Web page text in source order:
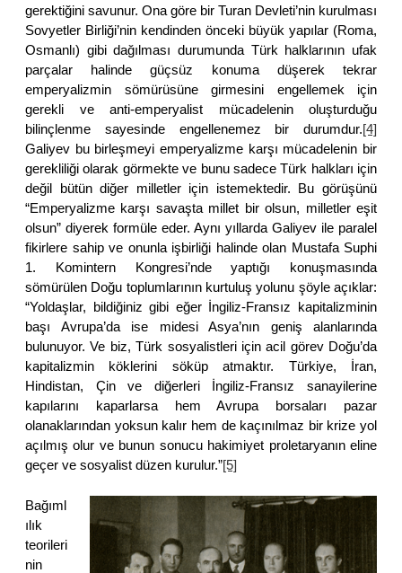
gerektiğini savunur. Ona göre bir Turan Devleti’nin kurulması
Sovyetler Birliği’nin kendinden önceki büyük yapılar (Roma,
Osmanlı) gibi dağılması durumunda Türk halklarının ufak
parçalar halinde güçsüz konuma düşerek tekrar
emperyalizmin sömürüsüne girmesini engellemek için
gerekli ve anti-emperyalist mücadelenin oluşturduğu
bilinçlenme sayesinde engellenemez bir durumdur.[4]
Galiyev bu birleşmeyi emperyalizme karşı mücadelenin bir
gerekliliği olarak görmekte ve bunu sadece Türk halkları için
değil bütün diğer milletler için istemektedir. Bu görüşünü
“Emperyalizme karşı savaşta millet bir olsun, milletler eşit
olsun” diyerek formüle eder. Aynı yıllarda Galiyev ile paralel
fikirlere sahip ve onunla işbirliği halinde olan Mustafa Suphi
1. Komintern Kongresi’nde yaptığı konuşmasında
sömürülen Doğu toplumlarının kurtuluş yolunu şöyle açıklar:
“Yoldaşlar, bildiğiniz gibi eğer İngiliz-Fransız kapitalizminin
başı Avrupa’da ise midesi Asya’nın geniş alanlarında
bulunuyor. Ve biz, Türk sosyalistleri için acil görev Doğu’da
kapitalizmin köklerini söküp atmaktır. Türkiye, İran,
Hindistan, Çin ve diğerleri İngiliz-Fransız sanayilerine
kapılarını kaparlarsa hem Avrupa borsaları pazar
olanaklarından yoksun kalır hem de kaçınılmaz bir krize yol
açılmış olur ve bunun sonucu hakimiyet proletaryanın eline
geçer ve sosyalist düzen kurulur.”[5]
Bağıml
ılık
teorileri
nin